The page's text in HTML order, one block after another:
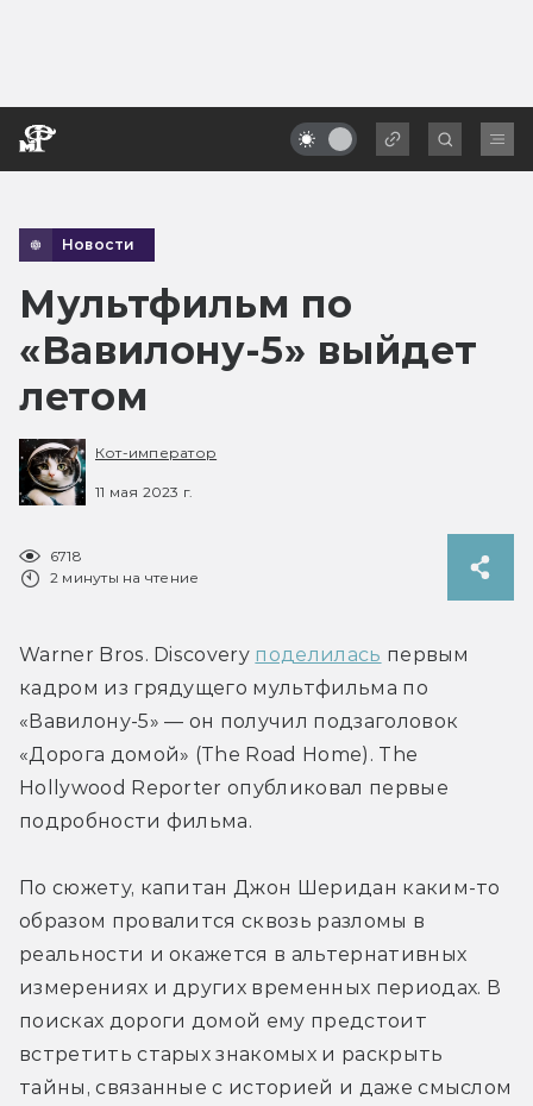
Новости
Мультфильм по
«Вавилону-5» выйдет
летом
Кот-император
11 мая 2023 г.
6718
2 минуты на чтение
Warner Bros. Discovery поделилась первым
кадром из грядущего мультфильма по
«Вавилону-5» — он получил подзаголовок
«Дорога домой» (The Road Home). The
Hollywood Reporter опубликовал первые
подробности фильма.
По сюжету, капитан Джон Шеридан каким-то
образом провалится сквозь разломы в
реальности и окажется в альтернативных
измерениях и других временных периодах. В
поисках дороги домой ему предстоит
встретить старых знакомых и раскрыть
тайны, связанные с историей и даже смыслом